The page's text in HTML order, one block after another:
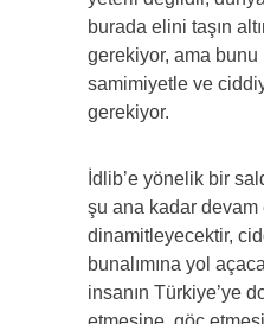
burada elini taşın
gerekiyor, ama bunu
samimiyetle ve
gerekiyor.
İdlib’e yönelik bir
şu ana kadar
dinamitleyecektir,
bunalımına yol
insanın Türkiye’ye